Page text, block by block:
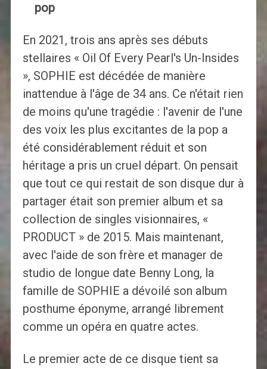
pop
En 2021, trois ans après ses débuts
stellaires « Oil Of Every Pearl's Un-Insides
», SOPHIE est décédée de manière
inattendue à l'âge de 34 ans. Ce n'était rien
de moins qu'une tragédie : l'avenir de l'une
des voix les plus excitantes de la pop a
été considérablement réduit et son
héritage a pris un cruel départ. On pensait
que tout ce qui restait de son disque dur à
partager était son premier album et sa
collection de singles visionnaires, «
PRODUCT » de 2015. Mais maintenant,
avec l'aide de son frère et manager de
studio de longue date Benny Long, la
famille de SOPHIE a dévoilé son album
posthume éponyme, arrangé librement
comme un opéra en quatre actes.
Le premier acte de ce disque tient sa